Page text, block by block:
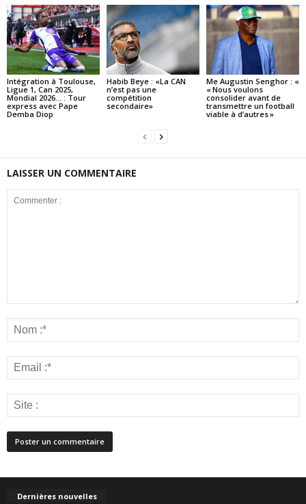
Intégration à Toulouse,
Ligue 1, Can 2025,
Mondial 2026… : Tour
express avec Pape
Demba Diop
Habib Beye : «La CAN
n’est pas une
compétition
secondaire»
Me Augustin Senghor : «
« Nous voulons
consolider avant de
transmettre un football
viable à d’autres »
LAISSER UN COMMENTAIRE
Dernières nouvelles